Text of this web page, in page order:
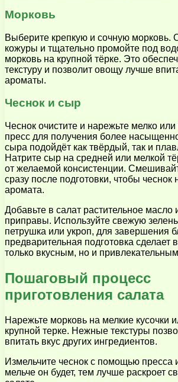
Морковь
Выберите крепкую и сочную морковь.
кожуры и тщательно промойте под
морковь на крупной тёрке. Это
текстуру и позволит овощу лучше
ароматы.
Чеснок и сыр
Чеснок очистите и нарежьте мелко или
пресс для получения более
сыра подойдёт как твёрдый, так и
Натрите сыр на средней или мелкой
от желаемой консистенции.
сразу после подготовки, чтобы чеснок
аромата.
Добавьте в салат растительное масло
приправы. Используйте свежую
петрушка или укроп, для завершения
предварительная подготовка сделает
только вкусным, но и
Пошаговый процесс
приготовления салата
Нарежьте морковь на мелкие кусочки
крупной терке. Нежные текстуры
впитать вкус других ингредиентов.
Измельчите чеснок с помощью пресса
мельче он будет, тем лучше раскроет